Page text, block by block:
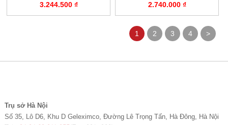
3.244.500 ₫ 2.740.000 ₫
1 2 3 4 >
Trụ sở Hà Nội
Số 35, Lô D6, Khu D Geleximco, Đường Lê Trọng Tấn, Hà Đông, Hà Nội